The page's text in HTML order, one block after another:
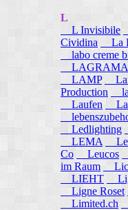
L
L Invisibile
Cividina
La
labo creme
LAGRAMA
LAMP
Production
Laufen
Ledlighting
LEMA
Co
Leucos
im Raum
LIEHT
Ligne Roset
Limited.ch